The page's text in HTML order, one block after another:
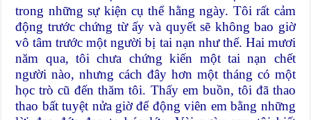
trong những sự kiện cụ thể hằng ngày. Tôi rất cảm
động trước chứng từ ấy và quyết sẽ không bao giờ
vô tâm trước một người bị tai nạn như thế. Hai mươi
năm qua, tôi chưa chứng kiến một tai nạn chết
người nào, nhưng cách đây hơn một tháng có một
học trò cũ đến thăm tôi. Thấy em buồn, tôi đã thao
thao bất tuyệt nửa giờ để động viên em bằng những